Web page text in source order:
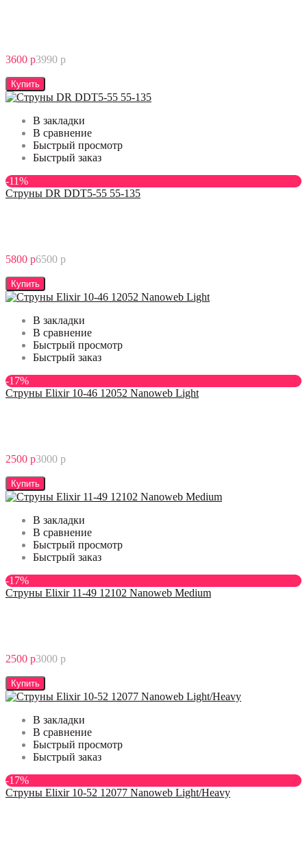
3600 р3990 р
Купить
В закладки
В сравнение
Быстрый просмотр
Быстрый заказ
-11%
Струны DR DDT5-55 55-135
5800 р6500 р
Купить
В закладки
В сравнение
Быстрый просмотр
Быстрый заказ
-17%
Струны Elixir 10-46 12052 Nanoweb Light
2500 р3000 р
Купить
В закладки
В сравнение
Быстрый просмотр
Быстрый заказ
-17%
Струны Elixir 11-49 12102 Nanoweb Medium
2500 р3000 р
Купить
В закладки
В сравнение
Быстрый просмотр
Быстрый заказ
-17%
Струны Elixir 10-52 12077 Nanoweb Light/Heavy